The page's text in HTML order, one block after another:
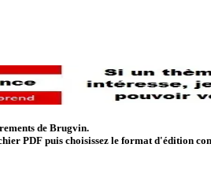
de Brugvin.
PDF puis choisissez le format d'édition